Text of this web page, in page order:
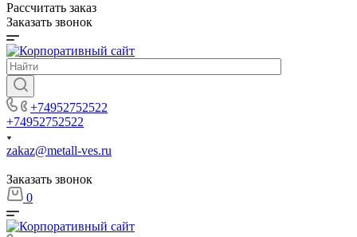
Рассчитать заказ
Заказать звонок
+74952752522
+74952752522
zakaz@metall-ves.ru
Заказать звонок
0